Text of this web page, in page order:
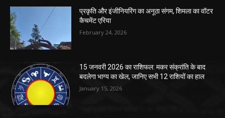
प्रकृति और इंजीनियरिंग का अनूठा संगम, शिमला का वॉटर
कैचमेंट एरिया
February 24, 2026
15 जनवरी 2026 का राशिफल: मकर संक्रांति के बाद
बदलेगा भाग्य का खेल, जानिए सभी 12 राशियों का हाल
January 15, 2026